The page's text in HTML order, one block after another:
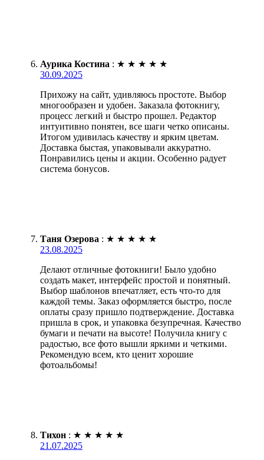
Аурика Костина : ★ ★ ★ ★ ★
30.09.2025
Прихожу на сайт, удивляюсь простоте. Выбор
многообразен и удобен. Заказала фотокнигу,
процесс легкий и быстро прошел. Редактор
интуитивно понятен, все шаги четко описаны.
Итогом удивилась качеству и ярким цветам.
Доставка быстая, упаковывали аккуратно.
Понравились цены и акции. Особенно радует
система бонусов.
Таня Озерова : ★ ★ ★ ★ ★
23.08.2025
Делают отличные фотокниги! Было удобно
создать макет, интерфейс простой и понятный.
Выбор шаблонов впечатляет, есть что-то для
каждой темы. Заказ оформляется быстро, после
оплаты сразу пришло подтверждение. Доставка
пришла в срок, и упаковка безупречная. Качество
бумаги и печати на высоте! Получила книгу с
радостью, все фото вышли яркими и четкими.
Рекомендую всем, кто ценит хорошие
фотоальбомы!
Тихон : ★ ★ ★ ★ ★
21.07.2025